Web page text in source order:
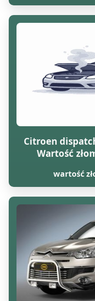
Citroen
Wartość
wartość